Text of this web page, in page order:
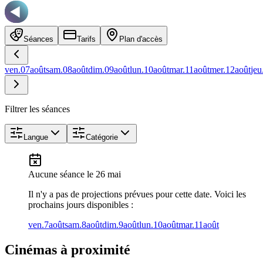
Séances Tarifs Plan d'accès
ven.07aoûtsam.08aoûtdim.09aoûtlun.10aoûtmar.11aoûtmer.12août
Filtrer les séances
Langue Catégorie
Aucune séance le 26 mai
Il n'y a pas de projections prévues pour cette date. Voici les
prochains jours disponibles :
ven.7aoûtsam.8aoûtdim.9aoûtlun.10aoûtmar.11août
Cinémas à proximité